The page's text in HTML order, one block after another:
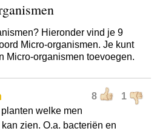
Hieronder vind je 9
Micro-organismen. Je kunt
Micro-organismen toevoegen.
8 1
welke men
zien. O.a. bacteriën en